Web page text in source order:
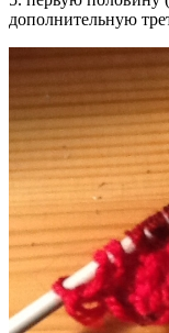
дополнительную